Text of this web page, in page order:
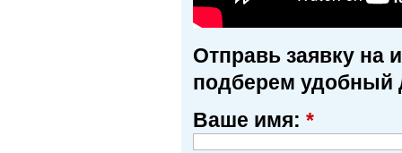
Отправь заявку на
подберем удобный
Ваше имя: *